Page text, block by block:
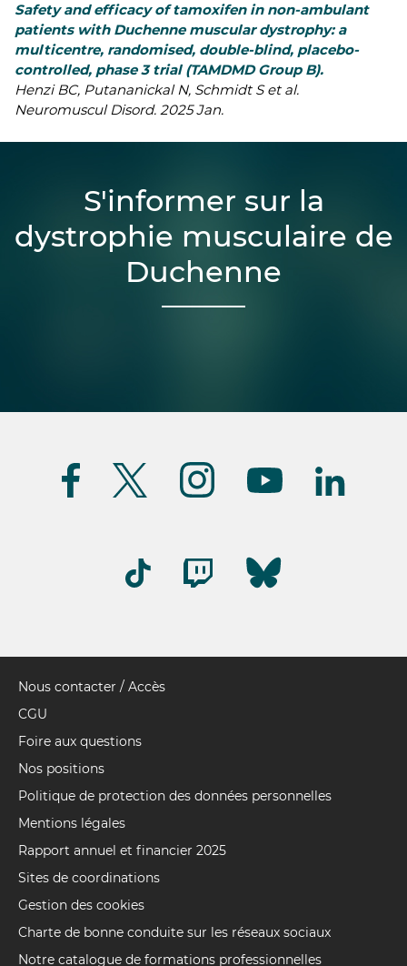
Safety and efficacy of tamoxifen in non-ambulant
patients with Duchenne muscular dystrophy: a
multicentre, randomised, double-blind, placebo-
controlled, phase 3 trial (TAMDMD Group B).
Henzi BC, Putananickal N, Schmidt S et al.
Neuromuscul Disord. 2025 Jan.
S'informer sur la
dystrophie musculaire de
Duchenne
Pied
de
Nous contacter / Accès
CGU
Foire aux questions
Nos positions
Politique de protection des données personnelles
Mentions légales
Rapport annuel et financier 2025
Sites de coordinations
Gestion des cookies
Charte de bonne conduite sur les réseaux sociaux
Notre catalogue de formations professionnelles